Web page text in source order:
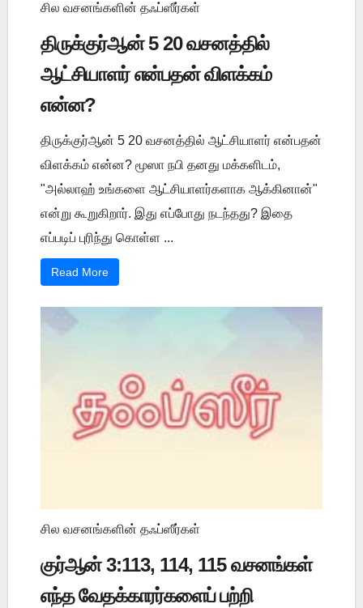
சில வசனங்களின் தஃப்ஸீர்கள்
திருக்குர்ஆன் 5 20 வசனத்தில்
ஆட்சியாளர் என்பதன் விளக்கம்
என்ன?
திருக்குர்ஆன் 5 20 வசனத்தில் ஆட்சியாளர் என்பதன்
விளக்கம் என்ன? மூஸா நபி தனது மக்களிடம்,
"அல்லாஹ் உங்களை ஆட்சியாளர்களாக ஆக்கினான்"
என்று கூறுகிறார். இது எப்போது நடந்தது? இதை
எப்படிப் புரிந்து கொள்ள ...
Read More
சில வசனங்களின் தஃப்ஸீர்கள்
குர்ஆன் 3:113, 114, 115 வசனங்கள்
எந்த வேதக்காரர்களைப் பற்றி